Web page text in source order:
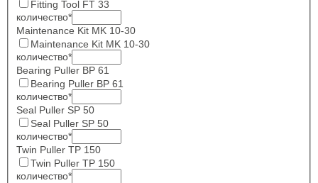
Fitting Tool FT 33
количество*
Maintenance Kit MK 10-30
Maintenance Kit MK 10-30
количество*
Bearing Puller BP 61
Bearing Puller BP 61
количество*
Seal Puller SP 50
Seal Puller SP 50
количество*
Twin Puller TP 150
Twin Puller TP 150
количество*